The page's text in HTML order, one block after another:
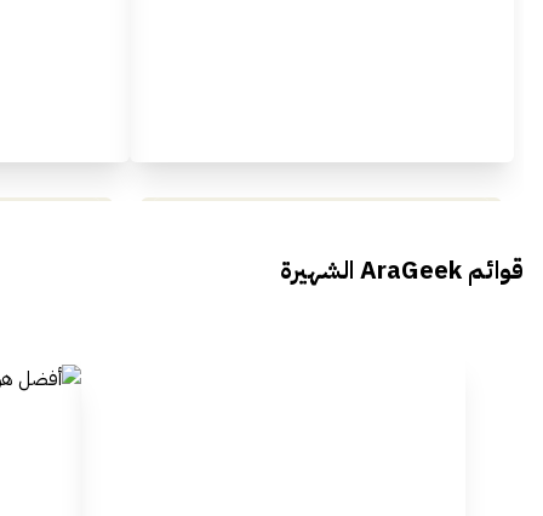
Everything Egypt
قوائم AraGeek الشهيرة